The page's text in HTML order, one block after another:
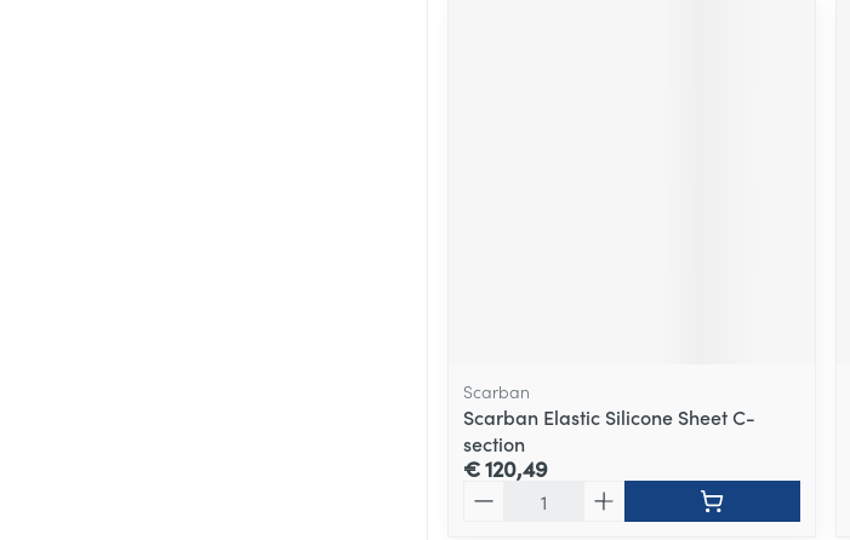
Scarban
Scarban Elastic Silicone Sheet C-
section
€ 120,49